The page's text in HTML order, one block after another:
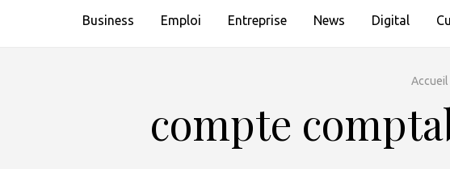
Business Emploi Entreprise News Digital
Accueil
compte